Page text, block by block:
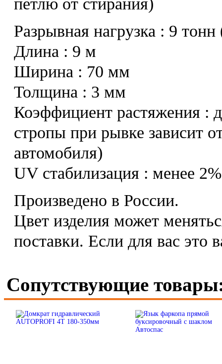
петлю от стирания)
Разрывная нагрузка : 9
Длина : 9 м
Ширина : 70 мм
Толщина : 3 мм
Коэффициент растяжения :
стропы при рывке зависит
автомобиля)
UV стабилизация : менее 2%
Произведено в России.
Цвет изделия может
поставки. Если для вас это
Сопутствующие